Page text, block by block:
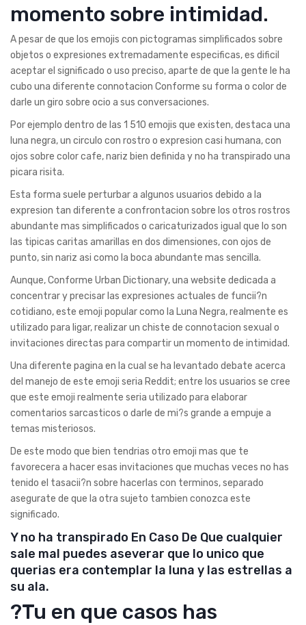
momento sobre intimidad.
A pesar de que los emojis con pictogramas simplificados sobre
objetos o expresiones extremadamente especificas, es dificil
aceptar el significado o uso preciso, aparte de que la gente le ha
cubo una diferente connotacion Conforme su forma o color de
darle un giro sobre ocio a sus conversaciones.
Por ejemplo dentro de las 1 510 emojis que existen, destaca una
luna negra, un circulo con rostro o expresion casi humana, con
ojos sobre color cafe, nariz bien definida y no ha transpirado una
picara risita.
Esta forma suele perturbar a algunos usuarios debido a la
expresion tan diferente a confrontacion sobre los otros rostros
abundante mas simplificados o caricaturizados igual que lo son
las tipicas caritas amarillas en dos dimensiones, con ojos de
punto, sin nariz asi­ como la boca abundante mas sencilla.
Aunque, Conforme Urban Dictionary, una website dedicada a
concentrar y precisar las expresiones actuales de funcii?n
cotidiano, este emoji popular como la Luna Negra, realmente es
utilizado para ligar, realizar un chiste de connotacion sexual o
invitaciones directas para compartir un momento de intimidad.
Una diferente pagina en la cual se ha levantado debate acerca
del manejo de este emoji seri­a Reddit; entre los usuarios se cree
que este emoji realmente seri­a utilizado para elaborar
comentarios sarcasticos o darle de mi?s grande a empuje a
temas misteriosos.
De este modo que bien tendri­as otro emoji mas que te
favorecera a hacer esas invitaciones que muchas veces no has
tenido el tasacii?n sobre hacerlas con terminos, separado
asegurate de que la otra sujeto tambien conozca este
significado.
Y no ha transpirado En Caso De Que cualquier
sale mal puedes aseverar que lo unico que
querias era contemplar la luna y las estrellas a
su ala.
?Tu en que casos has